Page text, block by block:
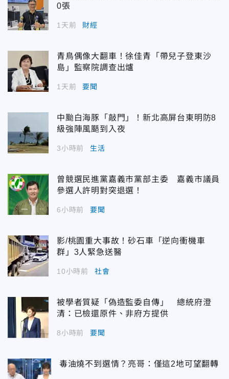
0張
1天前 財經
青鳥偶像大翻車！徐佳青「帶兒子登東沙
島」監察院調查出爐
1天前 要聞
中颱白海豚「敲門」！新北高屏台東明防8
級強陣風颳到入夜
3小時前 生活
曾競選民進黨嘉義市黨部主委 嘉義市議員
參選人許明對突退選！
6小時前 要聞
影/桃園重大事故！砂石車「逆向衝機車
群」3人緊急送醫
10小時前 社會
被學者質疑「偽造監委自傳」 總統府澄
清：已檢還原件、非府方提供
8小時前 要聞
毒油燒不到選情？亮哥：僅這2地可望翻轉